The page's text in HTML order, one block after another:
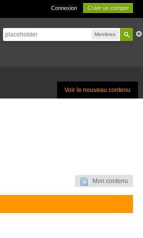
Connexion Créer un compte
Membres
Voir le nouveau contenu
Mon contenu